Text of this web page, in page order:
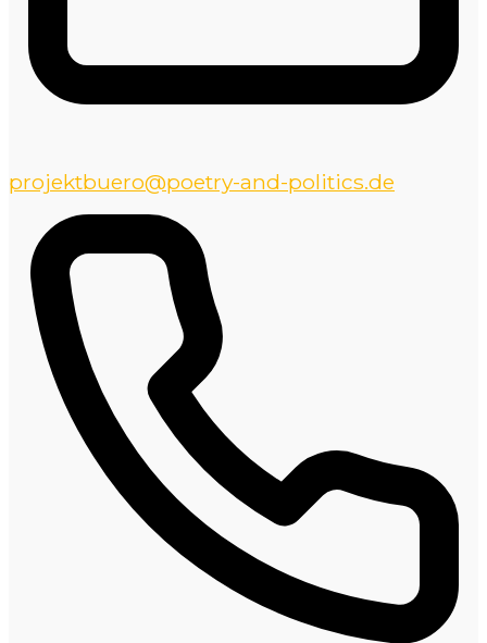
projektbuero@poetry-and-politics.de